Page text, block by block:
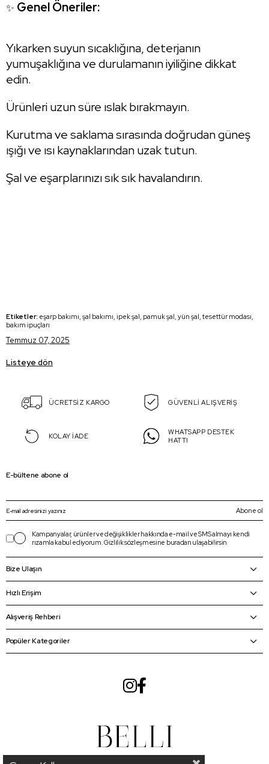
✨ Genel Öneriler:
Yıkarken suyun sıcaklığına, deterjanın
yumuşaklığına ve durulamanın iyiliğine dikkat
edin.
Ürünleri uzun süre ıslak bırakmayın.
Kurutma ve saklama sırasında doğrudan güneş
ışığı ve ısı kaynaklarından uzak tutun.
Şal ve eşarplarınızı sık sık havalandırın.
Etiketler: eşarp bakımı, şal bakımı, ipek şal, pamuk şal, yün şal, tesettür modası,
bakım ipuçları
Temmuz 07, 2025
Listeye dön
ÜCRETSİZ KARGO GÜVENLİ ALIŞVERİŞ
KOLAY İADE
WHATSAPP DESTEK
HATTI
E-bültene abone ol
Abone ol
Kampanyalar, ürünler ve değişiklikler hakkında e-mail ve SMS almayı kendi
rızamla kabul ediyorum.Gizlilik sözleşmesine buradan ulaşabilirsin
Bize Ulaşın
Hızlı Erişim
Alışveriş Rehberi
Popüler Kategoriler